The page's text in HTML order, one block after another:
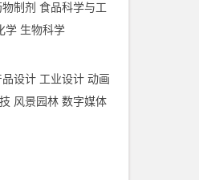
制剂 食品科学与工
学 生物科学
品设计 工业设计 动画
风景园林 数字媒体